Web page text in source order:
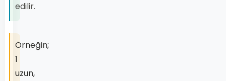
edilir.
Örneğin;
1
uzun,